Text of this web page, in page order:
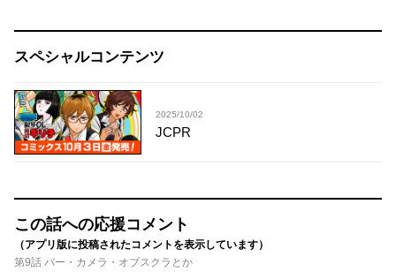
スペシャルコンテンツ
2025/10/02
JCPR
この話への応援コメント
（アプリ版に投稿されたコメントを表示しています）
第9話 バー・カメラ・オブスクラとか